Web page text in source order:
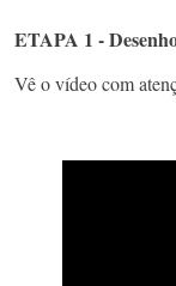
ETAPA 1 -
Vê o vídeo com